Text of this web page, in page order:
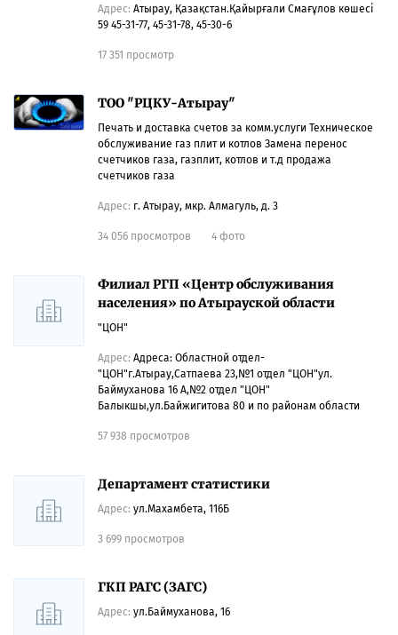
Адрес: Атырау, Қазақстан.Қайырғали Смағұлов көшесі
59 45-31-77, 45-31-78, 45-30-6
17 351 просмотр
ТОО "РЦКУ-Атырау"
Печать и доставка счетов за комм.услуги Техническое
обслуживание газ плит и котлов Замена перенос
счетчиков газа, газплит, котлов и т.д продажа
счетчиков газа
Адрес: г. Атырау, мкр. Алмагуль, д. 3
34 056 просмотров 4 фото
Филиал РГП «Центр обслуживания
населения» по Атырауской области
"ЦОН"
Адрес: Адреса: Областной отдел-
"ЦОН"г.Атырау,Сатпаева 23,№1 отдел "ЦОН"ул.
Баймуханова 16 А,№2 отдел "ЦОН"
Балыкшы,ул.Байжигитова 80 и по районам области
57 938 просмотров
Департамент статистики
Адрес: ул.Махамбета, 116Б
3 699 просмотров
ГКП РАГС (ЗАГС)
Адрес: ул.Баймуханова, 16